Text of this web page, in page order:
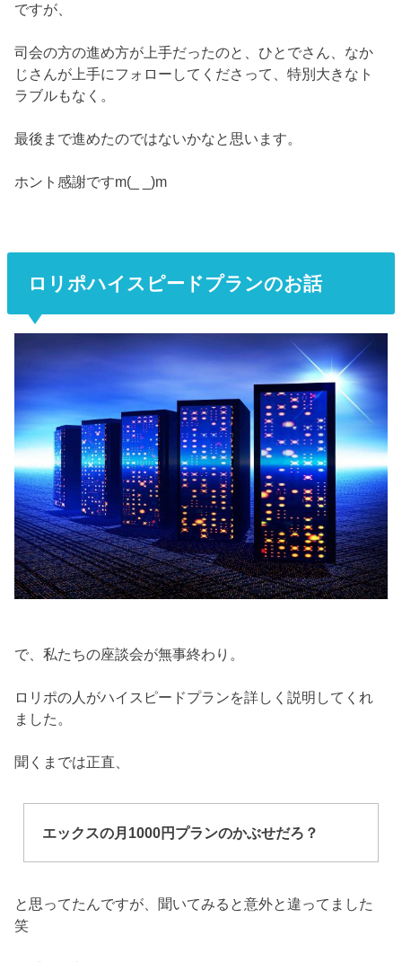
ですが、
司会の方の進め方が上手だったのと、ひとでさん、なか
じさんが上手にフォローしてくださって、特別大きなト
ラブルもなく。
最後まで進めたのではないかなと思います。
ホント感謝ですm(_ _)m
ロリポハイスピードプランのお話
で、私たちの座談会が無事終わり。
ロリポの人がハイスピードプランを詳しく説明してくれ
ました。
聞くまでは正直、
エックスの月1000円プランのかぶせだろ？
と思ってたんですが、聞いてみると意外と違ってました
笑